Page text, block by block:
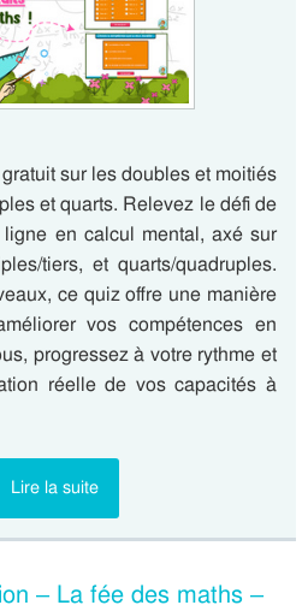
sur les doubles et moitiés
et quarts. Relevez le défi de
en calcul mental, axé sur
tiers, et quarts/quadruples.
ce quiz offre une manière
vos compétences en
progressez à votre rythme et
réelle de vos capacités à
Lire la suite
– La fée des maths –